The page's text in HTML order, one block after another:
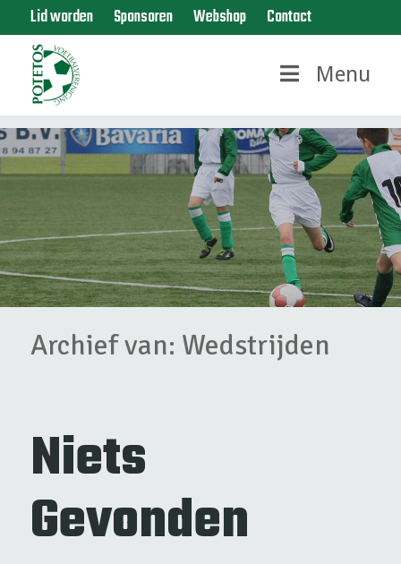
Lid worden Sponsoren Webshop Contact
Menu
Archief van: Wedstrijden
Niets
Gevonden